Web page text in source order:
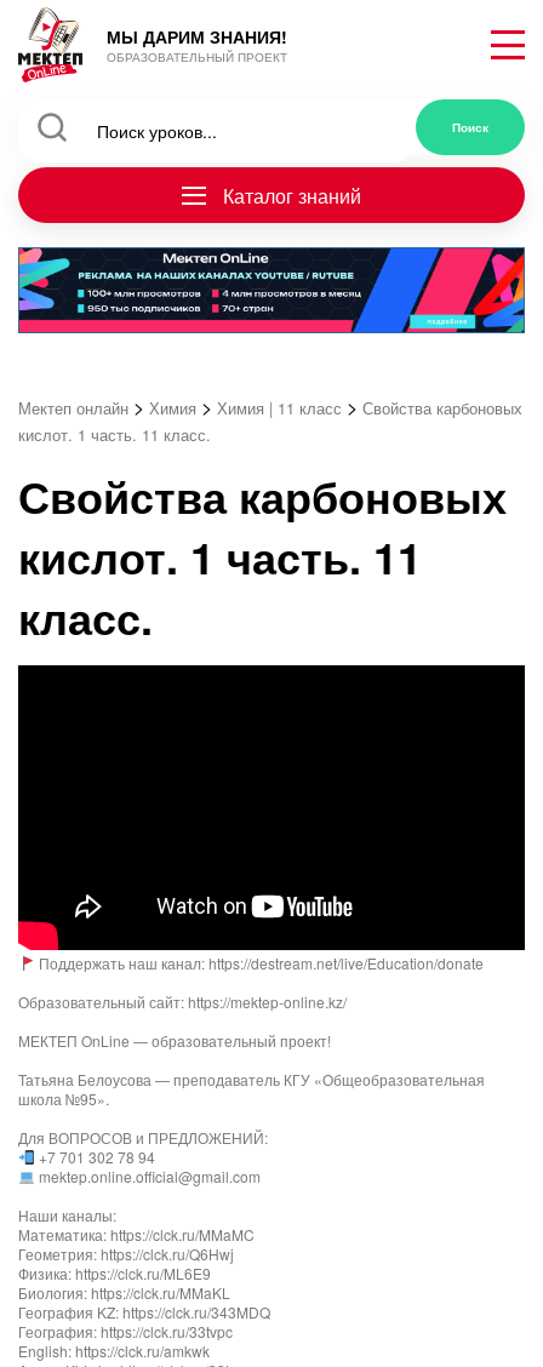
МЫ ДАРИМ ЗНАНИЯ!
ОБРАЗОВАТЕЛЬНЫЙ ПРОЕКТ
Каталог знаний
Мектеп онлайн > Химия > Химия | 11 класс > Свойства карбоновых
кислот. 1 часть. 11 класс.
Свойства карбоновых
кислот. 1 часть. 11
класс.
Поддержать наш канал: https://destream.net/live/Education/donate
Образовательный сайт: https://mektep-online.kz/
МЕКТЕП OnLine — образовательный проект!
Татьяна Белоусова — преподаватель КГУ «Общеобразовательная
школа №95».
Для ВОПРОСОВ и ПРЕДЛОЖЕНИЙ:
+7 701 302 78 94
mektep.online.official@gmail.com
Наши каналы:
Математика: https://clck.ru/MMaMC
Геометрия: https://clck.ru/Q6Hwj
Физика: https://clck.ru/ML6E9
Биология: https://clck.ru/MMaKL​​​​​​
География KZ: https://clck.ru/343MDQ
География: https://clck.ru/33tvpc
English: https://clck.ru/amkwk